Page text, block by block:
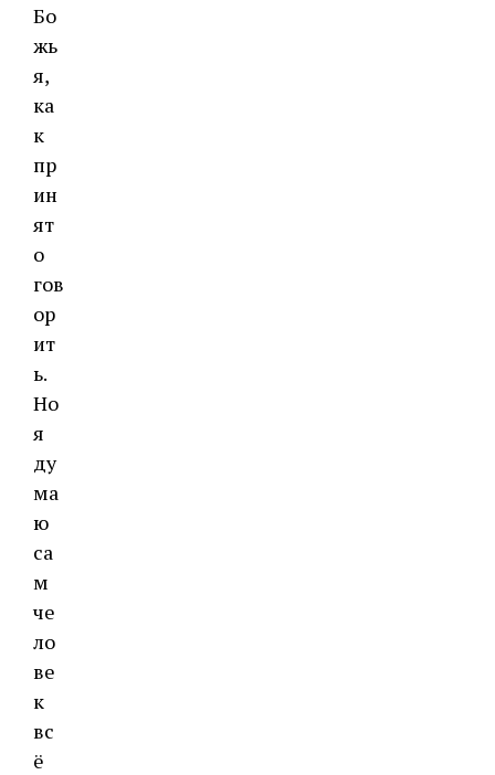
Бо
жь
я,
ка
к
пр
ин
ят
о
гов
ор
ит
ь.
Но
я
ду
ма
ю
са
м
че
ло
ве
к
вс
ё